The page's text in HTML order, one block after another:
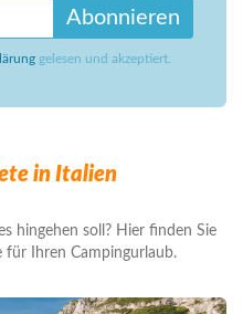
Abonnieren
gelesen und akzeptiert.
in Italien
hingehen soll? Hier finden Sie
für Ihren Campingurlaub.